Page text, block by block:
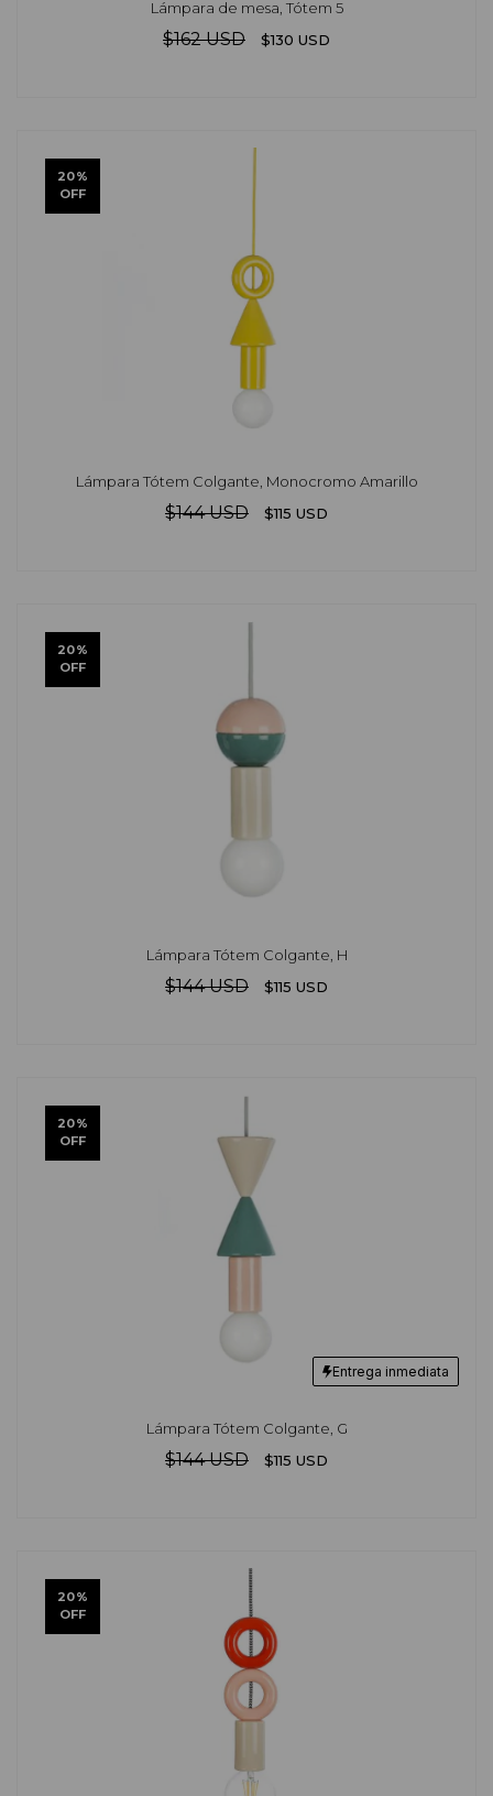
Lámpara de mesa, Tótem 5
$162 USD $130 USD
20%
OFF
Lámpara Tótem Colgante, Monocromo Amarillo
$144 USD $115 USD
20%
OFF
Lámpara Tótem Colgante, H
$144 USD $115 USD
20%
OFF
Entrega inmediata
Lámpara Tótem Colgante, G
$144 USD $115 USD
20%
OFF